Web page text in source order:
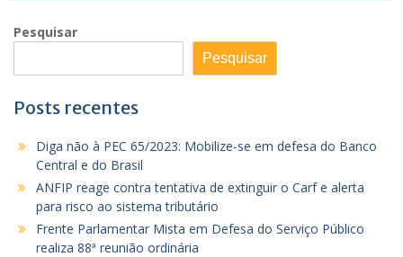
Pesquisar
Pesquisar
Posts recentes
Diga não à PEC 65/2023: Mobilize-se em defesa do Banco
Central e do Brasil
ANFIP reage contra tentativa de extinguir o Carf e alerta
para risco ao sistema tributário
Frente Parlamentar Mista em Defesa do Serviço Público
realiza 88ª reunião ordinária